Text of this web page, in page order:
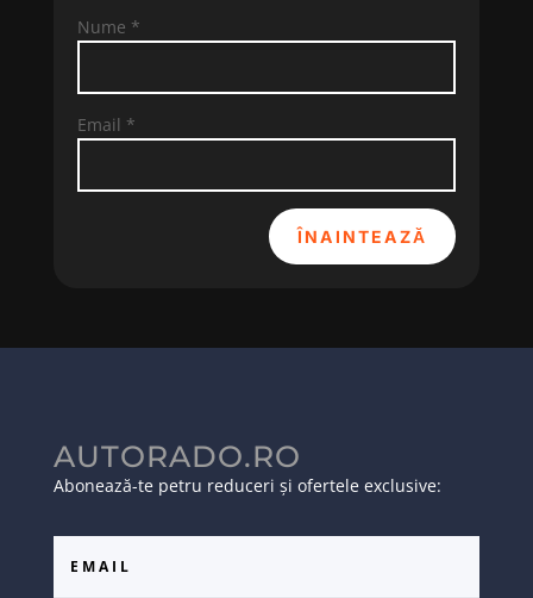
Nume *
Email *
ÎNAINTEAZĂ
AUTORADO.RO
Abonează-te petru reduceri și ofertele exclusive: